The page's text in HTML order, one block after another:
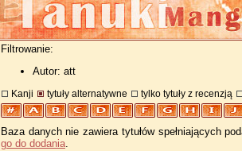
Filtrowanie:
Autor: att
Kanji tytuły alternatywne tylko tytuły z recenzją
Baza danych nie zawiera tytułów spełniających
go do dodania.